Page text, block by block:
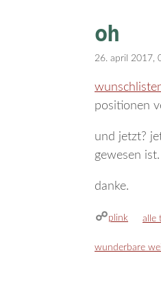
oh
26. april 2017,
positionen
und jetzt?
gewesen ist.
danke.
plink alle
wunderbare